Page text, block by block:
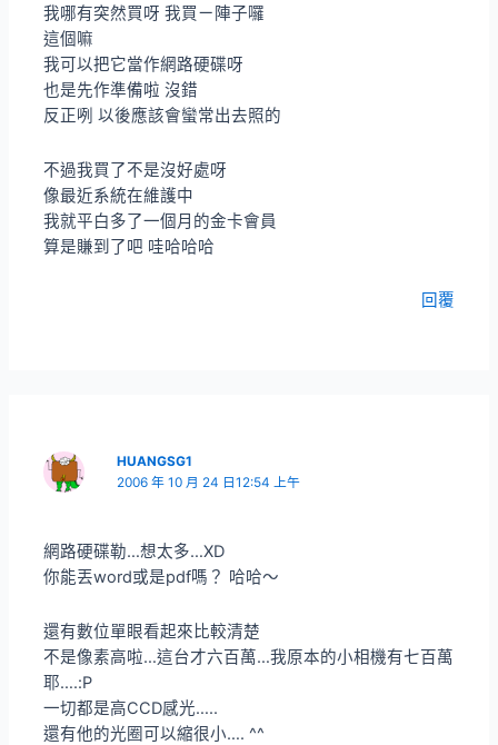
我哪有突然買呀 我買ㄧ陣子囉
這個嘛
我可以把它當作網路硬碟呀
也是先作準備啦 沒錯
反正咧 以後應該會蠻常出去照的
不過我買了不是沒好處呀
像最近系統在維護中
我就平白多了一個月的金卡會員
算是賺到了吧 哇哈哈哈
回覆
HUANGSG1
2006 年 10 月 24 日12:54 上午
網路硬碟勒…想太多…XD
你能丟word或是pdf嗎？ 哈哈～
還有數位單眼看起來比較清楚
不是像素高啦…這台才六百萬…我原本的小相機有七百萬
耶….:P
一切都是高CCD感光…..
還有他的光圈可以縮很小…. ^^